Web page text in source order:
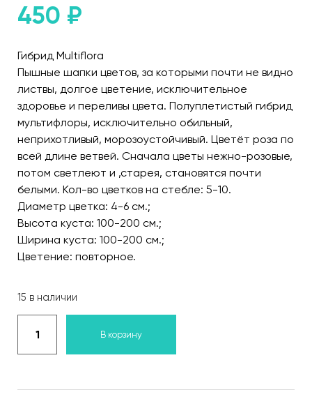
450 ₽
Гибрид Multiflora
Пышные шапки цветов, за которыми почти не видно
листвы, долгое цветение, исключительное
здоровье и переливы цвета. Полуплетистый гибрид
мультифлоры, исключительно обильный,
неприхотливый, морозоустойчивый. Цветёт роза по
всей длине ветвей. Сначала цветы нежно-розовые,
потом светлеют и ,старея, становятся почти
белыми. Кол-во цветков на стебле: 5-10.
Диаметр цветка: 4-6 см.;
Высота куста: 100-200 см.;
Ширина куста: 100-200 см.;
Цветение: повторное.
15 в наличии
В корзину